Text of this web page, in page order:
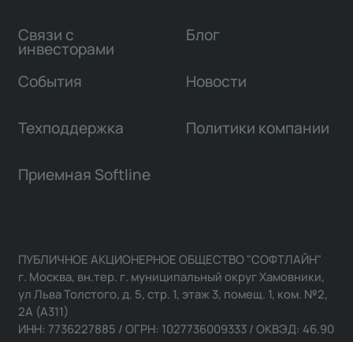
Связи с
инвесторами
Блог
События Новости
Техподдержка Политики компании
Приемная Softline
ПУБЛИЧНОЕ АКЦИОНЕРНОЕ ОБЩЕСТВО "СОФТЛАЙН"
г. Москва, вн.тер. г. муниципальный округ Хамовники,
ул Льва Толстого, д. 5, стр. 1, этаж 3, помещ. 1, ком. №2,
2А (А311)
ИНН: 7736227885 / ОГРН: 1027736009333 / ОКВЭД: 46.90